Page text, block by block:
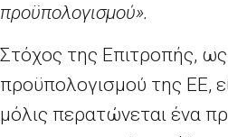
προϋπολογισμού».
Στόχος της Επιτροπής, ως
προϋπολογισμού της ΕΕ,
μόλις περατώνεται ένα